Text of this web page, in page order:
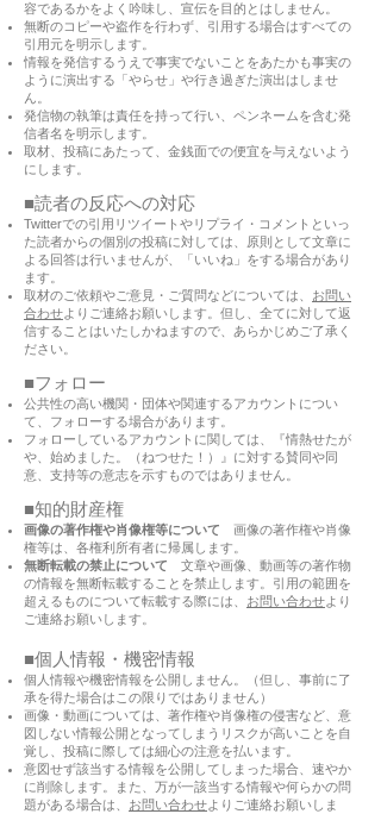
容であるかをよく吟味し、宣伝を目的とはしません。
無断のコピーや盗作を行わず、引用する場合はすべての
引用元を明示します。
情報を発信するうえで事実でないことをあたかも事実の
ように演出する「やらせ」や行き過ぎた演出はしませ
ん。
発信物の執筆は責任を持って行い、ペンネームを含む発
信者名を明示します。
取材、投稿にあたって、金銭面での便宜を与えないよう
にします。
■読者の反応への対応
Twitterでの引用リツイートやリプライ・コメントといっ
た読者からの個別の投稿に対しては、原則として文章に
よる回答は行いませんが、「いいね」をする場合があり
ます。
取材のご依頼やご意見・ご質問などについては、 お問い
合わせよりご連絡お願いします。但し、全てに対して返
信することはいたしかねますので、あらかじめご了承く
ださい。
■フォロー
公共性の高い機関・団体や関連するアカウントについ
て、フォローする場合があります。
フォローしているアカウントに関しては、『情熱せたが
や、始めました。（ねつせた！）』に対する賛同や同
意、支持等の意志を示すものではありません。
■知的財産権
画像の著作権や肖像権等について 画像の著作権や肖像
権等は、各権利所有者に帰属します。
無断転載の禁止について 文章や画像、動画等の著作物
の情報を無断転載することを禁止します。引用の範囲を
超えるものについて転載する際には、 お問い合わせより
ご連絡お願いします。​
■個人情報・機密情報
個人情報や機密情報を公開しません。（但し、事前に了
承を得た場合はこの限りではありません）
画像・動画については、著作権や肖像権の侵害など、意
図しない情報公開となってしまうリスクが高いことを自
覚し、投稿に際しては細心の注意を払います。
意図せず該当する情報を公開してしまった場合、速やか
に削除します。また、万が一該当する情報や何らかの問
題がある場合は、 お問い合わせよりご連絡お願いしま